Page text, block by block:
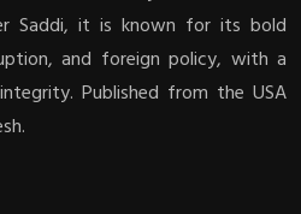
Saddi, it is known for its bold
and foreign policy, with a
Published from the USA